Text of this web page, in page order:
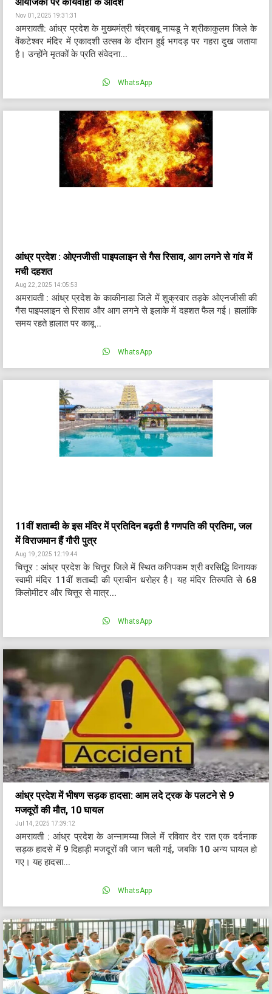
Nov 01, 2025 19:31:31
अमरावती: आंध्र प्रदेश के मुख्यमंत्री चंद्रबाबू नायडू ने श्रीकाकुलम जिले के
वेंकटेश्वर मंदिर में एकादशी उत्सव के दौरान हुई भगदड़ पर गहरा दुख जताया
है। उन्होंने मृतकों के प्रति संवेदना...
WhatsApp
आंध्र प्रदेश : ओएनजीसी पाइपलाइन से गैस रिसाव, आग लगने से गांव में
मची दहशत
Aug 22, 2025 14:05:53
अमरावती : आंध्र प्रदेश के काकीनाडा जिले में शुक्रवार तड़के ओएनजीसी की
गैस पाइपलाइन से रिसाव और आग लगने से इलाके में दहशत फैल गई। हालांकि
समय रहते हालात पर काबू...
WhatsApp
11वीं शताब्दी के इस मंदिर में प्रतिदिन बढ़ती है गणपति की प्रतिमा, जल
में विराजमान हैं गौरी पुत्र
Aug 19, 2025 12:19:44
चित्तूर : आंध्र प्रदेश के चित्तूर जिले में स्थित कनिपकम श्री वरसिद्धि विनायक
स्वामी मंदिर 11वीं शताब्दी की प्राचीन धरोहर है। यह मंदिर तिरुपति से 68
किलोमीटर और चित्तूर से मात्र...
WhatsApp
आंध्र प्रदेश में भीषण सड़क हादसा: आम लदे ट्रक के पलटने से 9
मजदूरों की मौत, 10 घायल
Jul 14, 2025 17:39:12
अमरावती : आंध्र प्रदेश के अन्नामय्या जिले में रविवार देर रात एक दर्दनाक
सड़क हादसे में 9 दिहाड़ी मजदूरों की जान चली गई, जबकि 10 अन्य घायल हो
गए। यह हादसा...
WhatsApp